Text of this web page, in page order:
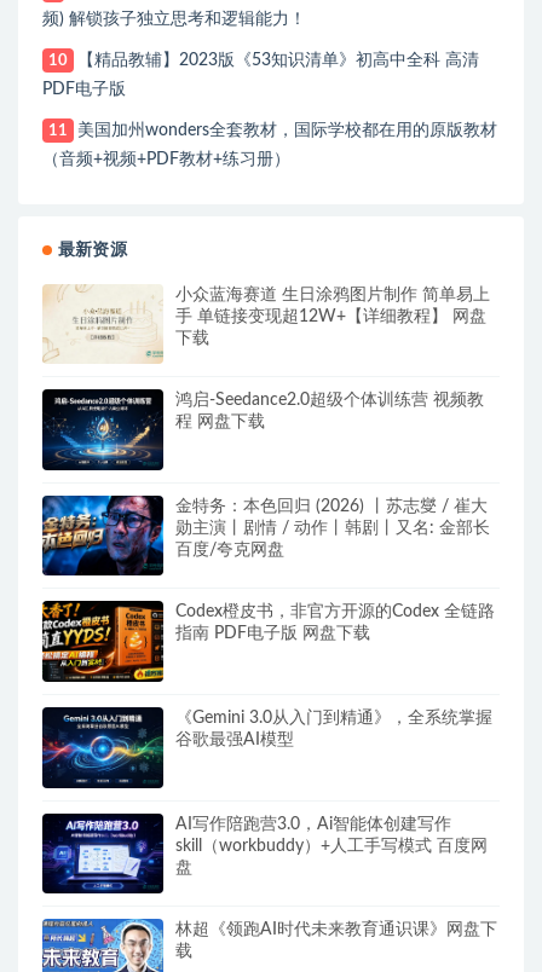
频) 解锁孩子独立思考和逻辑能力！
10
【精品教辅】2023版《53知识清单》初高中全科 高清
PDF电子版
11
美国加州wonders全套教材，国际学校都在用的原版教材
（音频+视频+PDF教材+练习册）
最新资源
小众蓝海赛道 生日涂鸦图片制作 简单易上
手 单链接变现超12W+【详细教程】 网盘
下载
鸿启-Seedance2.0超级个体训练营 视频教
程 网盘下载
金特务：本色回归 (2026) 丨苏志燮 / 崔大
勋主演丨剧情 / 动作丨韩剧丨又名: 金部长
百度/夸克网盘
Codex橙皮书，非官方开源的Codex 全链路
指南 PDF电子版 网盘下载
《Gemini 3.0从入门到精通》，全系统掌握
谷歌最强AI模型
AI写作陪跑营3.0，Ai智能体创建写作
skill（workbuddy）+人工手写模式 百度网
盘
林超《领跑AI时代未来教育通识课》网盘下
载